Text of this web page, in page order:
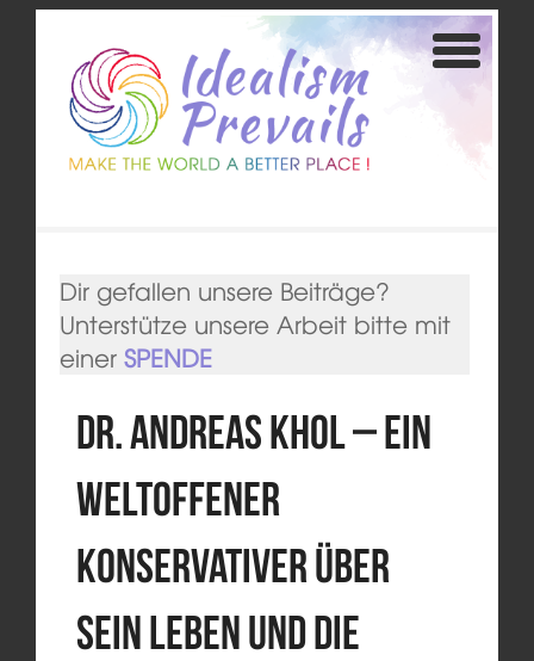
Dir gefallen unsere Beiträge?
Unterstütze unsere Arbeit bitte mit
einer SPENDE
Dr. Andreas Khol – Ein
weltoffener
Konservativer über
sein Leben und die